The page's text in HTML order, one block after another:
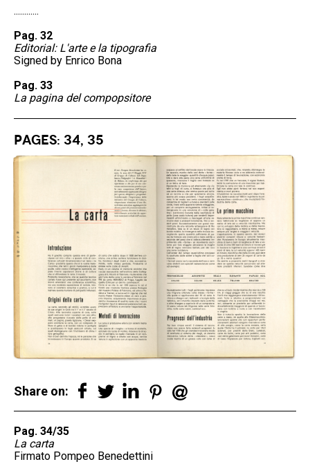
............
Pag. 32
Editorial: L'arte e la tipografia
Signed by Enrico Bona
Pag. 33
La pagina del compopsitore
Pages: 34, 35
Share on:
Pag. 34/35
La carta
Firmato Pompeo Benedettini